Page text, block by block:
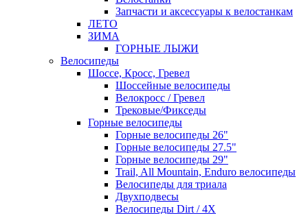
Запчасти и аксессуары к велостанкам
ЛЕТО
ЗИМА
ГОРНЫЕ ЛЫЖИ
Велосипеды
Шоссе, Кросс, Гревел
Шоссейные велосипеды
Велокросс / Гревел
Трековые/Фикседы
Горные велосипеды
Горные велосипеды 26"
Горные велосипеды 27.5"
Горные велосипеды 29"
Trail, All Mountain, Enduro велосипеды
Велосипеды для триала
Двухподвесы
Велосипеды Dirt / 4X